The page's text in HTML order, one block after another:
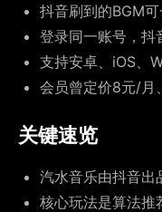
抖音刷到的BGM
登录同一账号，抖
支持安卓、iOS、
会员曾定价8元/月
关键速览
汽水音乐由抖音出
核心玩法是算法推